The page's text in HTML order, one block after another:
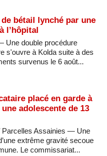
bétail lynché par une
l’hôpital
Une double procédure
s'ouvre à Kolda suite à des
survenus le 6 août...
placé en garde à
adolescente de 13
Parcelles Assainies — Une
extrême gravité secoue
Le commissariat...